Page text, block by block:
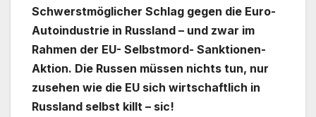
Schwerstmöglicher Schlag gegen die Euro-
Autoindustrie in Russland – und zwar im
Rahmen der EU- Selbstmord- Sanktionen-
Aktion. Die Russen müssen nichts tun, nur
zusehen wie die EU sich wirtschaftlich in
Russland selbst killt – sic!